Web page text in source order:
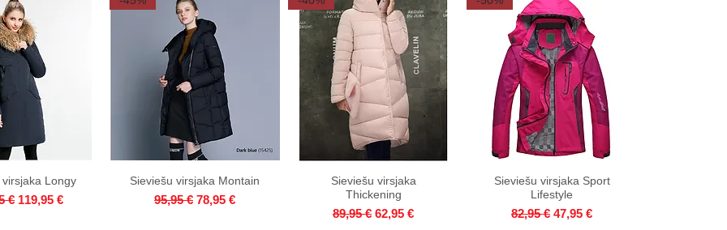
View
virsjaka Longy
Price
€ Sale Price
119,95 €
Quick View
Sieviešu virsjaka Montain
Regular Price
95,95 € Sale Price
78,95 €
Quick View
Sieviešu virsjaka
Thickening
Regular Price
89,95 € Sale Price
62,95 €
Quick View
Sieviešu virsjaka Sport
Lifestyle
Regular Price
82,95 € Sale Price
47,95 €